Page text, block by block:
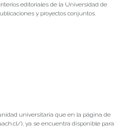
editoriales de la Universidad de
y proyectos conjuntos.
universitaria que en la página de
), ya se encuentra disponible para